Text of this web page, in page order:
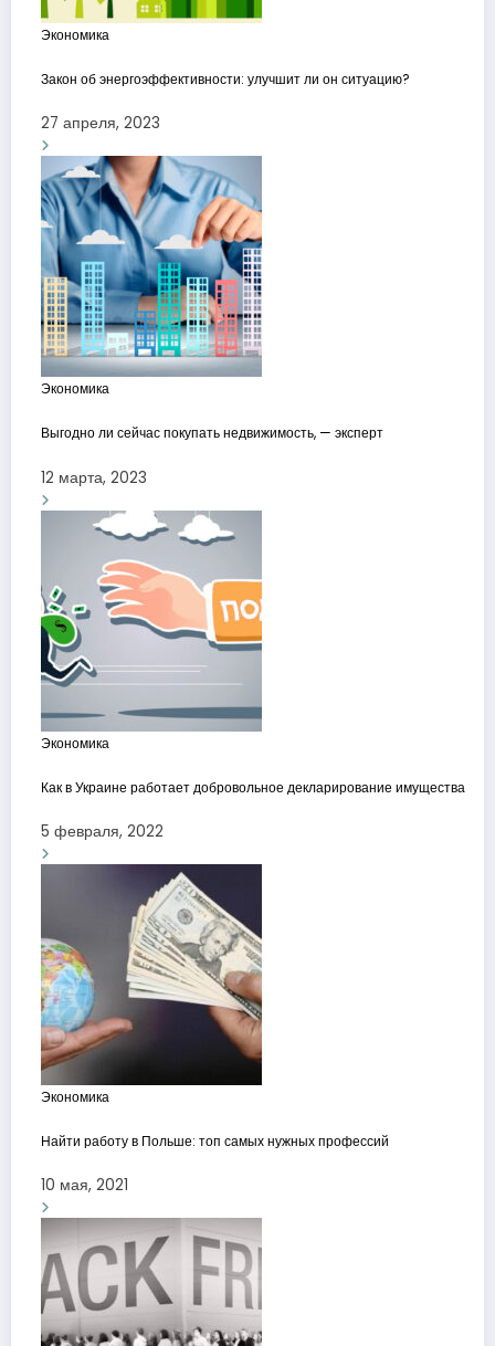
Экономика
Закон об энергоэффективности: улучшит ли он ситуацию?
27 апреля, 2023
Экономика
Выгодно ли сейчас покупать недвижимость, — эксперт
12 марта, 2023
Экономика
Как в Украине работает добровольное декларирование имущества
5 февраля, 2022
Экономика
Найти работу в Польше: топ самых нужных профессий
10 мая, 2021